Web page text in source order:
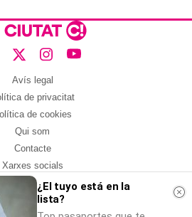
Avís legal
de privacitat
de cookies
Qui som
Contacte
Xarxes socials
Amb col·laboració de:¿El tuyo está en la
lista?